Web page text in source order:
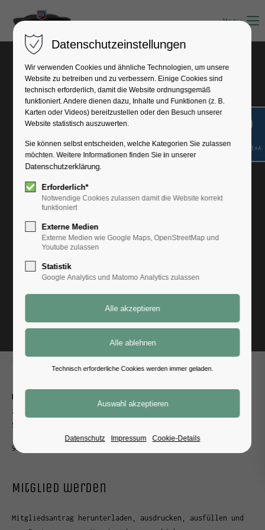
Menu
Neujahrsempfang 2018
Zurück
Dein Weg zu uns
Kontakt
info@karmannfreunde.de
Karmannfreunde Bayern e.V.
z.H. Werner Artinger
Stadl 3a
93179 Brennberg
Mitglied werden
Mitgliedsantrag herunterladen, ausdrucken, ausfüllen und
Datenschutzeinstellungen
Wir verwenden Cookies und ähnliche Technologien, um unsere
Website zu betreiben und zu verbessern. Einige Cookies sind
technisch erforderlich, damit die Website ordnungsgemäß
funktioniert. Andere dienen dazu, Inhalte und Funktionen (z. B.
Karten oder Videos) bereitzustellen oder den Besuch unserer
Website statistisch auszuwerten.
Sie können selbst entscheiden, welche Kategorien Sie zulassen
möchten. Weitere Informationen finden Sie in unserer
Datenschutzerklärung.
Erforderlich*
Notwendige Cookies zulassen damit die Website korrekt
funktioniert
Externe Medien
Externe Medien wie Google Maps, OpenStreetMap und
Youtube zulassen
Statistik
Google Analytics und Matomo Analytics zulassen
Technisch erforderliche Cookies werden immer geladen.
Datenschutz Impressum Cookie-Details
Shift+Alt+A